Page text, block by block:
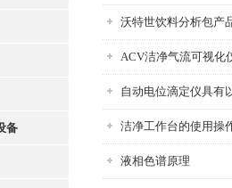
备
沃特世饮料分析包产
ACV洁净气流可视化
自动电位滴定仪具有
洁净工作台的使用操
液相色谱原理